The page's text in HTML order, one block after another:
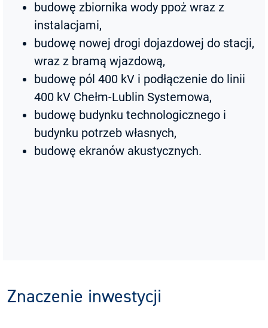
budowę zbiornika wody ppoż wraz z
instalacjami,
budowę nowej drogi dojazdowej do stacji,
wraz z bramą wjazdową,
budowę pól 400 kV i podłączenie do linii
400 kV Chełm-Lublin Systemowa,
budowę budynku technologicznego i
budynku potrzeb własnych,
budowę ekranów akustycznych.
Znaczenie inwestycji